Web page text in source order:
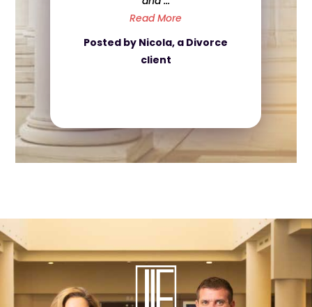
was ...
Read More
Posted by Caroline, a Criminal
Defense client